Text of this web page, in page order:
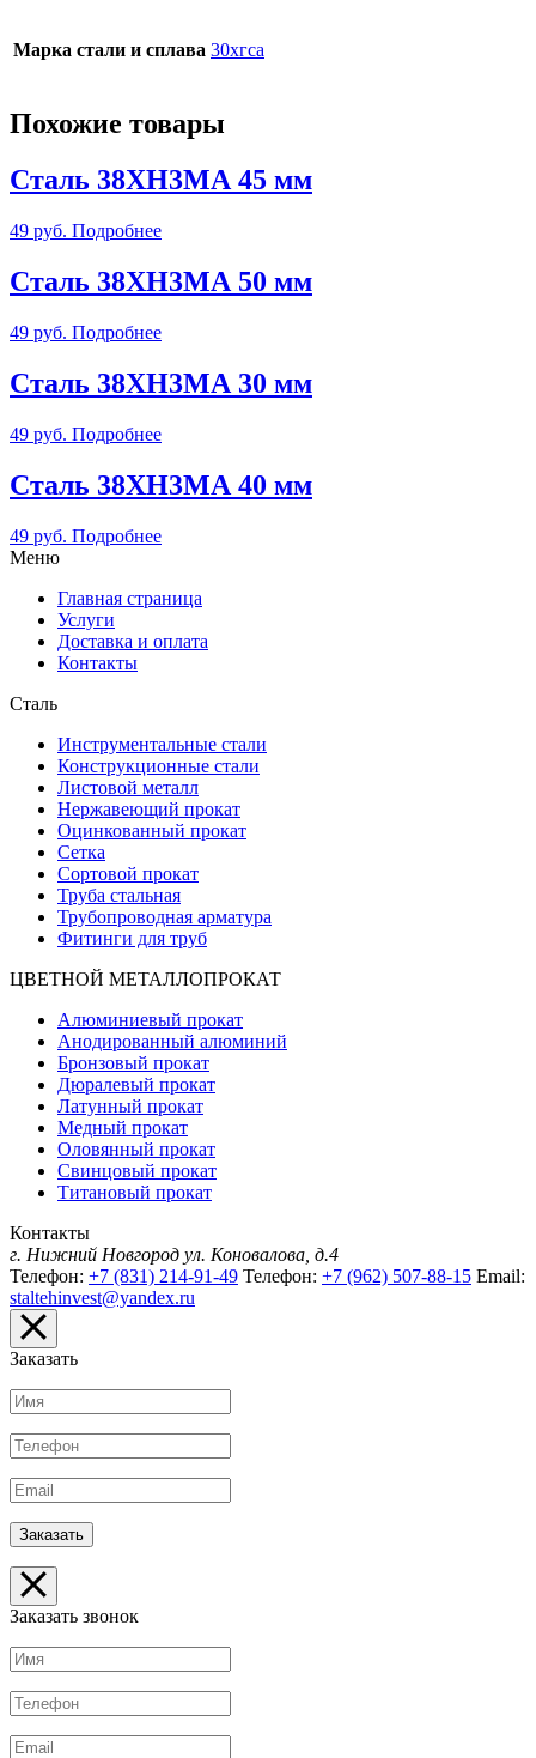
Марка стали и сплава 30хгса
Похожие товары
Сталь 38ХН3МА 45 мм
49 руб. Подробнее
Сталь 38ХН3МА 50 мм
49 руб. Подробнее
Сталь 38ХН3МА 30 мм
49 руб. Подробнее
Сталь 38ХН3МА 40 мм
49 руб. Подробнее
Меню
Главная страница
Услуги
Доставка и оплата
Контакты
Сталь
Инструментальные стали
Конструкционные стали
Листовой металл
Нержавеющий прокат
Оцинкованный прокат
Сетка
Сортовой прокат
Труба стальная
Трубопроводная арматура
Фитинги для труб
ЦВЕТНОЙ МЕТАЛЛОПРОКАТ
Алюминиевый прокат
Анодированный алюминий
Бронзовый прокат
Дюралевый прокат
Латунный прокат
Медный прокат
Оловянный прокат
Свинцовый прокат
Титановый прокат
Контакты
г. Нижний Новгород ул. Коновалова, д.4
Телефон: +7 (831) 214-91-49 Телефон: +7 (962) 507-88-15 Email:
staltehinvest@yandex.ru
Заказать
Заказать звонок